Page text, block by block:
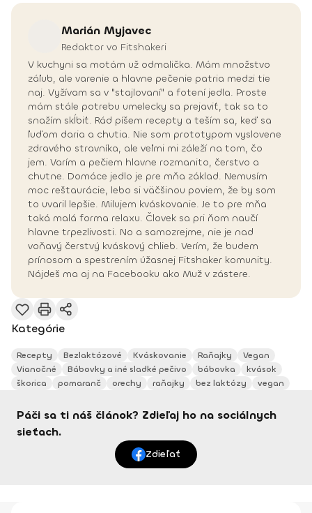
Marián Myjavec
Redaktor vo Fitshakeri
V kuchyni sa motám už odmalička. Mám množstvo
záľub, ale varenie a hlavne pečenie patria medzi tie
naj. Vyžívam sa v "stajlovaní" a fotení jedla. Proste
mám stále potrebu umelecky sa prejaviť, tak sa to
snažím skĺbiť. Rád píšem recepty a teším sa, keď sa
ľuďom daria a chutia. Nie som prototypom vyslovene
zdravého stravníka, ale veľmi mi záleží na tom, čo
jem. Varím a pečiem hlavne rozmanito, čerstvo a
chutne. Domáce jedlo je pre mňa základ. Nemusím
moc reštaurácie, lebo si väčšinou poviem, že by som
to uvaril lepšie. Milujem kváskovanie. Je to pre mňa
taká malá forma relaxu. Človek sa pri ňom naučí
hlavne trpezlivosti. No a samozrejme, nie je nad
voňavý čerstvý kváskový chlieb. Verím, že budem
prínosom a spestrením úžasnej Fitshaker komunity.
Nájdeš ma aj na Facebooku ako Muž v zástere.
Kategórie
Recepty Bezlaktózové Kváskovanie Raňajky
Vegan
Vianočné
Bábovky a iné sladké pečivo bábovka
kvások
škorica
pomaranč orechy raňajky bez laktózy vegan
Páči sa ti náš článok? Zdieľaj ho na sociálnych
sieťach.
Zdieľať